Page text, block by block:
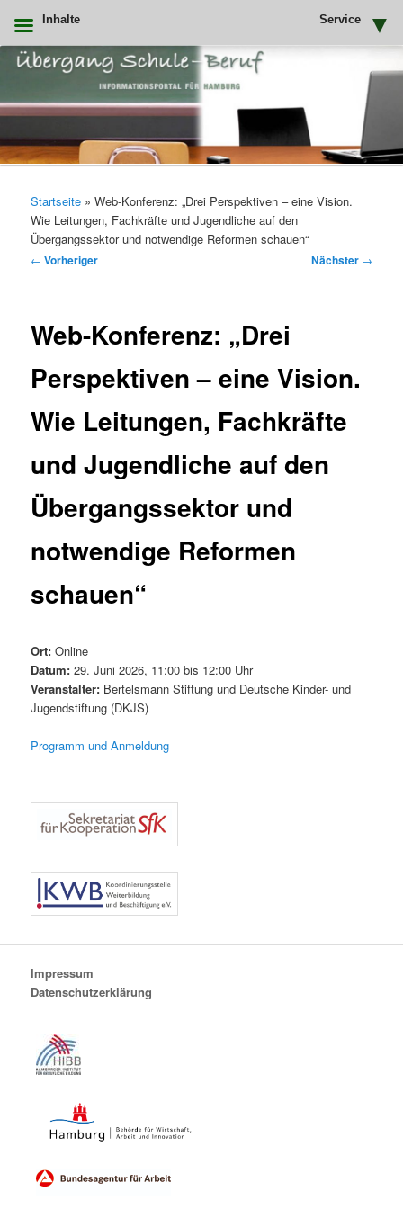
Zum
primären
springenUebergang Schule Beruf
Startseite »Web-Konferenz: „Drei Perspektiven – eine Vision.
Wie Leitungen, Fachkräfte und Jugendliche auf den
Übergangssektor und notwendige Reformen schauen“
Beitragsnavigation
← Vorheriger Nächster →
Web-Konferenz: „Drei
Perspektiven – eine Vision.
Wie Leitungen, Fachkräfte
und Jugendliche auf den
Übergangssektor und
notwendige Reformen
schauen“
Ort: Online
Datum: 29. Juni 2026, 11:00 bis 12:00 Uhr
Veranstalter: Bertelsmann Stiftung und Deutsche Kinder- und
Jugendstiftung (DKJS)
Programm und Anmeldung
Impressum
Datenschutzerklärung
Inhalte Service